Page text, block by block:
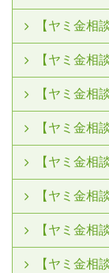
【ヤミ金相
【ヤミ金相
【ヤミ金相
【ヤミ金相
【ヤミ金相
【ヤミ金相
【ヤミ金相
【ヤミ金相